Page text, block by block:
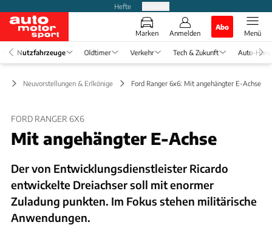
Hefte
Marken Anmelden
Abo
Menü
Nutzfahrzeuge Oldtimer Verkehr Tech & Zukunft Auto-
Neuvorstellungen & Erlkönige Ford Ranger 6x6: Mit angehängter E-Achse
FORD RANGER 6X6
Mit angehängter E-Achse
Der von Entwicklungsdienstleister Ricardo
entwickelte Dreiachser soll mit enormer
Zuladung punkten. Im Fokus stehen militärische
Anwendungen.